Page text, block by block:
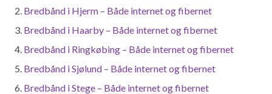
Bredbånd i Hjerm – Både internet og fibernet
Bredbånd i Haarby – Både internet og fibernet
Bredbånd i Ringkøbing – Både internet og fibernet
Bredbånd i Sjølund – Både internet og fibernet
Bredbånd i Stege – Både internet og fibernet